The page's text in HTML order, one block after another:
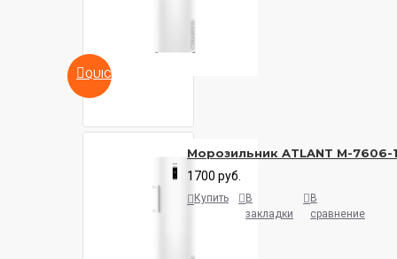
QUICKVIEW
Морозильник ATLANT M-7606-
1700 руб.
Купить
В
закладки
В
сравнение